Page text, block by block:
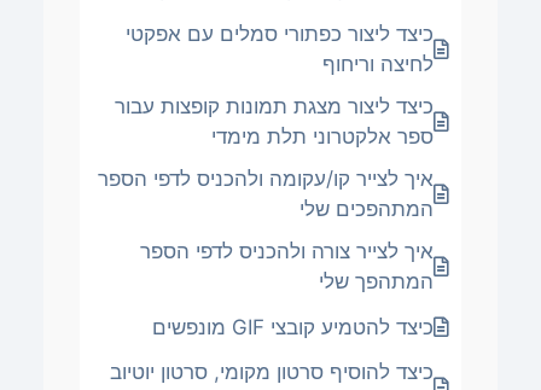
כיצד ליצור כפתורי סמלים עם אפקטי
לחיצה וריחוף
כיצד ליצור מצגת תמונות קופצות עבור
ספר אלקטרוני תלת מימדי
איך לצייר קו/עקומה ולהכניס לדפי הספר
המתהפכים שלי
איך לצייר צורה ולהכניס לדפי הספר
המתהפך שלי
כיצד להטמיע קובצי GIF מונפשים
כיצד להוסיף סרטון מקומי, סרטון יוטיוב